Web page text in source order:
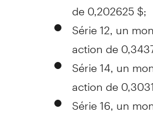
de 0,202625 $;
Série 12, un
action de
Série 14, un
action de
Série 16, un